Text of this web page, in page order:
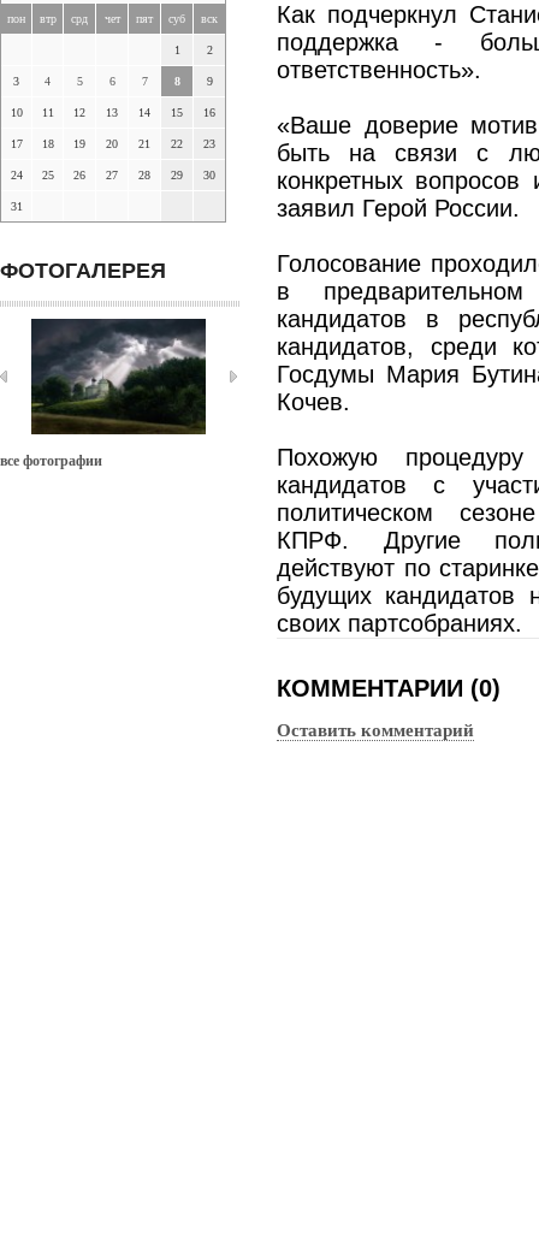
пон втр срд чет пят суб вск
1 2
3 4 5 6 7 8 9
10 11 12 13 14 15 16
17 18 19 20 21 22 23
24 25 26 27 28 29 30
31
ФОТОГАЛЕРЕЯ
все фотографии
Как подчеркнул
поддержка -
ответственность».
«Ваше доверие
быть на связи с
конкретных вопросов
заявил Герой России.
Голосование
в
кандидатов в
кандидатов, среди
Госдумы Мария
Кочев.
Похожую
кандидатов с
политическом
КПРФ. Другие
действуют по
будущих
своих партсобраниях.
КОММЕНТАРИИ (0)
Оставить комментарий